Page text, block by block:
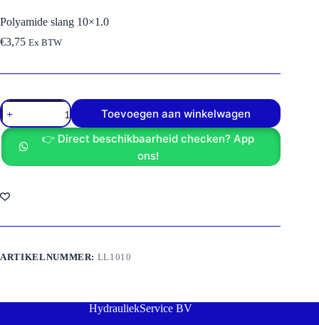
Polyamide slang 10×1.0
€3,75 Ex BTW
Polyamide
slang
10x1.0
aantal
Toevoegen aan winkelwagen
👉 Direct beschikbaarheid checken? App
ons!
ARTIKELNUMMER: LL1010
HydrauliekService BV